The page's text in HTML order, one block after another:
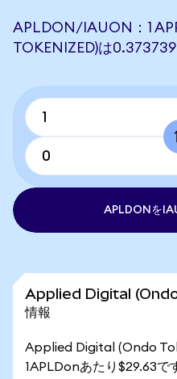
APLDON/IAUON：1
TOKENIZED)は
APLDONを
Applied Digital (Ondo
情報
Applied Digital (Ondo
1APLDonあたり$29.63で